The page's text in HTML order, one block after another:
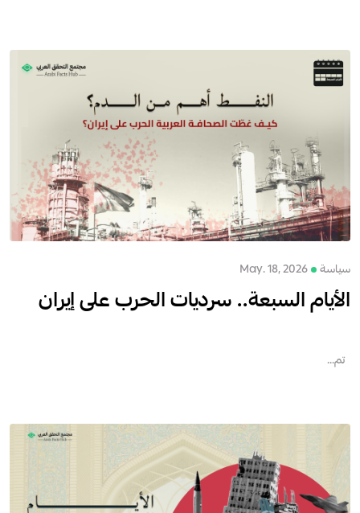
سياسة May. 18, 2026
الأيام السبعة.. سرديات الحرب على إيران
تم...